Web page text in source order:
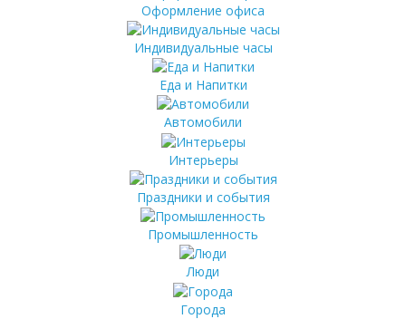
Оформление офиса
Индивидуальные часы
Еда и Напитки
Автомобили
Интерьеры
Праздники и события
Промышленность
Люди
Города